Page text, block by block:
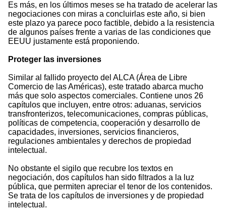
Es más, en los últimos meses se ha tratado de acelerar las
negociaciones con miras a concluirlas este año, si bien
este plazo ya parece poco factible, debido a la resistencia
de algunos países frente a varias de las condiciones que
EEUU justamente está proponiendo.
Proteger las inversiones
Similar al fallido proyecto del ALCA (Área de Libre
Comercio de las Américas), este tratado abarca mucho
más que solo aspectos comerciales. Contiene unos 26
capítulos que incluyen, entre otros: aduanas, servicios
transfronterizos, telecomunicaciones, compras públicas,
políticas de competencia, cooperación y desarrollo de
capacidades, inversiones, servicios financieros,
regulaciones ambientales y derechos de propiedad
intelectual.
No obstante el sigilo que recubre los textos en
negociación, dos capítulos han sido filtrados a la luz
pública, que permiten apreciar el tenor de los contenidos.
Se trata de los capítulos de inversiones y de propiedad
intelectual.